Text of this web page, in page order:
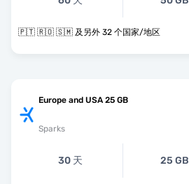
🇵🇹 🇷🇴 🇸🇲 及另外 32 个国家/地区
Europe and USA 25 GB
Sparks
30 天 25 GB